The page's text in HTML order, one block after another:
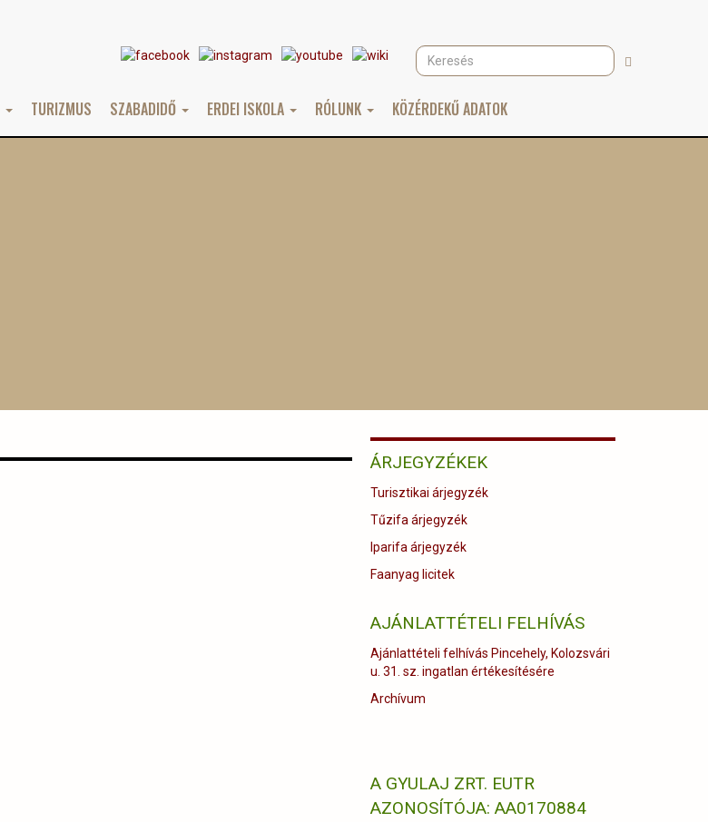
Keresés Keresés
TURIZMUS SZABADIDŐ ERDEI ISKOLA RÓLUNK KÖZÉRDEKŰ ADATOK
ÁRJEGYZÉKEK
Turisztikai árjegyzék
Tűzifa árjegyzék
Iparifa árjegyzék
Faanyag licitek
AJÁNLATTÉTELI FELHÍVÁS
Ajánlattételi felhívás Pincehely, Kolozsvári
u. 31. sz. ingatlan értékesítésére
Archívum
A GYULAJ ZRT. EUTR
AZONOSÍTÓJA: AA0170884